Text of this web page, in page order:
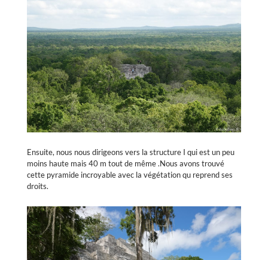
Ensuite, nous nous dirigeons vers la structure I qui est un peu
moins haute mais 40 m tout de même .Nous avons trouvé
cette pyramide incroyable avec la végétation qu reprend ses
droits.